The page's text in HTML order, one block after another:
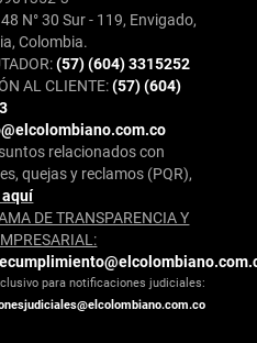
N° 30 Sur - 119, Envigado,
Colombia.
(57) (604) 3315252
AL CLIENTE:(57) (604)
relacionados con
quejas y reclamos (PQR),
aquí
DE TRANSPARENCIA Y
para notificaciones judiciales: